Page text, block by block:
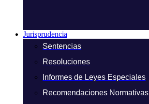
Jurisprudencia
Sentencias
Resoluciones
Informes de Leyes Especiales
Recomendaciones Normativas